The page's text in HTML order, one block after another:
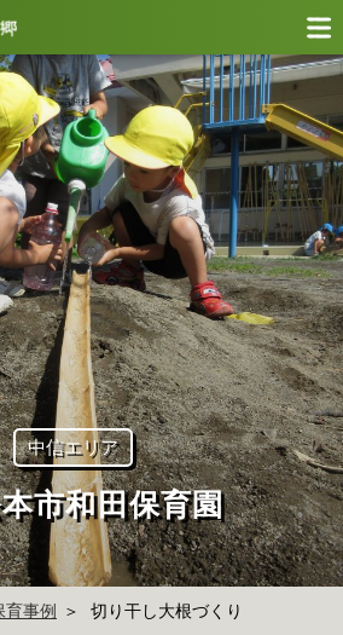
中信エリア
市和田保育園
育事例 切り干し大根づくり